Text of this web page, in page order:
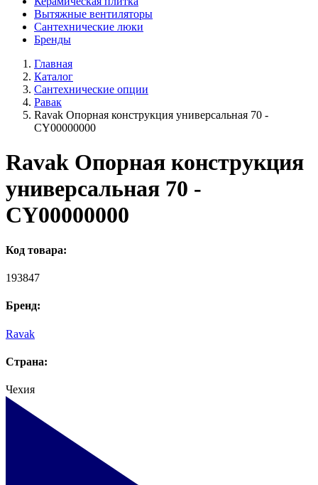
Вытяжные вентиляторы
Сантехнические люки
Бренды
Главная
Каталог
Сантехнические опции
Равак
Ravak Опоpная констpукция универсальная 70 -
CY00000000
Ravak Опоpная констpукция
универсальная 70 -
CY00000000
Код товара:
193847
Бренд:
Ravak
Страна:
Чехия